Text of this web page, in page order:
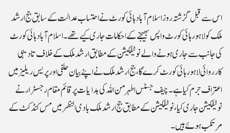
اس سے قبل گزشتہ روز اسلام آباد ہائی کورٹ نے احتساب عدالت کے سابق جج ارشد
ملک کو لاہور ہائی کورٹ واپس بھیجنے کے احکامات جاری کیے تھے۔اسلام آباد ہائی کورٹ
کی جانب سے جاری ہونے والے نوٹیفکیشن کے مطابق ارشد ملک کے خلاف تادیبی
کارروائی لاہور ہائی کورٹ کرے گا، جج ارشد ملک نے اپنے بیان حلفی اور پریس ریلیز میں
اعتراف جرم کیا ہے ۔چیف جسٹس اطہر من اللہ کی ہدایات پر قائم مقام رجسٹرار نے
نوٹیفکیشن جاری کیا، نوٹیفکیشن کے مطابق جج ارشد ملک بادی النظر میں مس کنڈکٹ کے
مرتکب ہوئے ہیں۔